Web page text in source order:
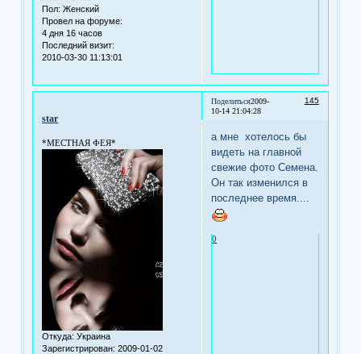
Пол: Женский
Провел на форуме:
4 дня 16 часов
Последний визит:
2010-03-30 11:13:01
Поделиться 145
2009-
10-14 21:04:28
star
*МЕСТНАЯ ФЕЯ*
Откуда: Украина
Зарегистрирован: 2009-01-02
а мне хотелось бы
видеть на главной
свежие фото Семена.
Он так изменился в
последнее время....
0